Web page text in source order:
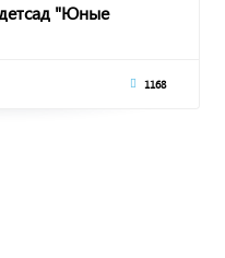
"Юные
1168